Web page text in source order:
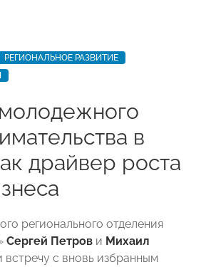
РЕГИОНАЛЬНОЕ РАЗВИТИЕ
в
драйвер роста
регионального отделения
Сергей Петров и Михаил
встречу с вновь избранным